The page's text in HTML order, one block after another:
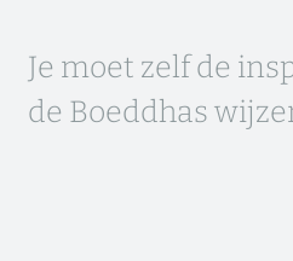
Je moet zelf de
de Boeddhas